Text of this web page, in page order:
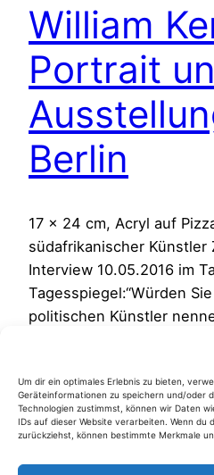
Um dir ein optimales Erlebnis zu bieten,
Geräteinformationen zu speichern und/oder
Technologien zustimmst, können wir Daten
IDs auf dieser Website verarbeiten. Wenn
zurückziehst, können bestimmte Merkmale
William
Portrait
Berlin
17 x 24 cm, Acryl auf
südafrikanischer Künstler
Interview 10.05.2016 im
Tagesspiegel:“Würden
politischen Künstler
Ungewissheit bewusst
politischen Botschaft in
11. Juni 2016